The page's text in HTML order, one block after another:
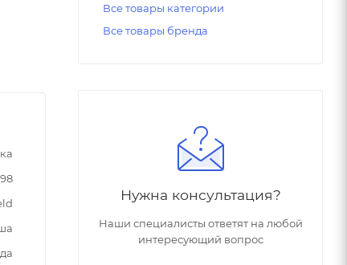
Все товары категории
Все товары бренда
Нужна консультация?
Наши специалисты ответят на любой
интересующий вопрос